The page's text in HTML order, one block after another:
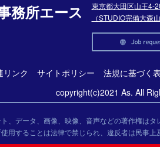
務所エース
東京都大田区山王4-
（STUDIO完備大森
リンク サイトポリシー 法規に基づく
copyright(c)2021 As. All
、データ、画像、映像、音声などの著作権は
用することは法律で禁じられ、違反者は民事上